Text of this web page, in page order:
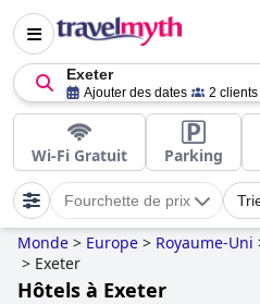
Exeter
Ajouter des dates 2 clients
Wi-Fi Gratuit Parking
Fourchette de prix
Monde > Europe > Royaume-Uni
> Exeter
Hôtels à Exeter